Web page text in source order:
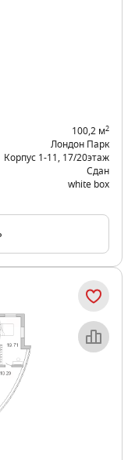
100,2 м2
Лондон Парк
Корпус 1-11 17/20этаж
Сдан
white box